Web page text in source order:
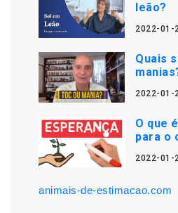
leão?
2022-01-
Quais
2022-01-
O que
para o
2022-01-
animais-de-estimacao.com